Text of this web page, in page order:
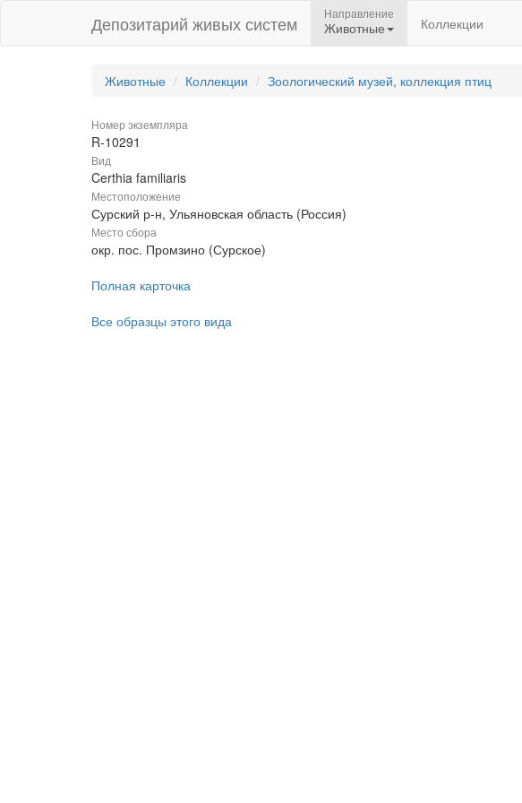
Депозитарий живых систем Направление
Животные Коллекции
Животные Коллекции Зоологический музей, коллекция птиц
Номер экземпляра
R-10291
Вид
Certhia familiaris
Местоположение
Сурский р-н, Ульяновская область (Россия)
Место сбора
окр. пос. Промзино (Сурское)
Полная карточка
Все образцы этого вида